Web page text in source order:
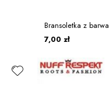
Bransoletka z
7,00 zł